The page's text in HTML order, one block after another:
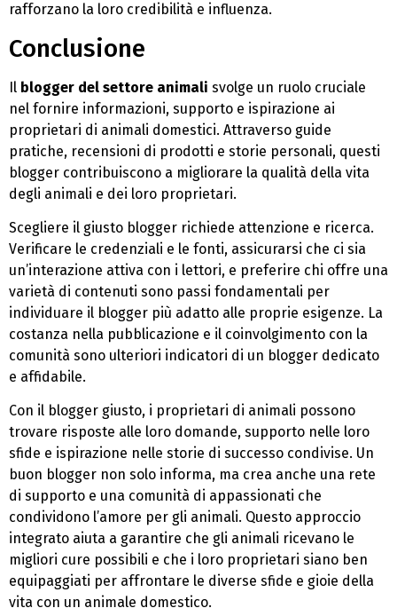
rafforzano la loro credibilità e influenza.
Conclusione
Il blogger del settore animali svolge un ruolo cruciale
nel fornire informazioni, supporto e ispirazione ai
proprietari di animali domestici. Attraverso guide
pratiche, recensioni di prodotti e storie personali, questi
blogger contribuiscono a migliorare la qualità della vita
degli animali e dei loro proprietari.
Scegliere il giusto blogger richiede attenzione e ricerca.
Verificare le credenziali e le fonti, assicurarsi che ci sia
un’interazione attiva con i lettori, e preferire chi offre una
varietà di contenuti sono passi fondamentali per
individuare il blogger più adatto alle proprie esigenze. La
costanza nella pubblicazione e il coinvolgimento con la
comunità sono ulteriori indicatori di un blogger dedicato
e affidabile.
Con il blogger giusto, i proprietari di animali possono
trovare risposte alle loro domande, supporto nelle loro
sfide e ispirazione nelle storie di successo condivise. Un
buon blogger non solo informa, ma crea anche una rete
di supporto e una comunità di appassionati che
condividono l’amore per gli animali. Questo approccio
integrato aiuta a garantire che gli animali ricevano le
migliori cure possibili e che i loro proprietari siano ben
equipaggiati per affrontare le diverse sfide e gioie della
vita con un animale domestico.